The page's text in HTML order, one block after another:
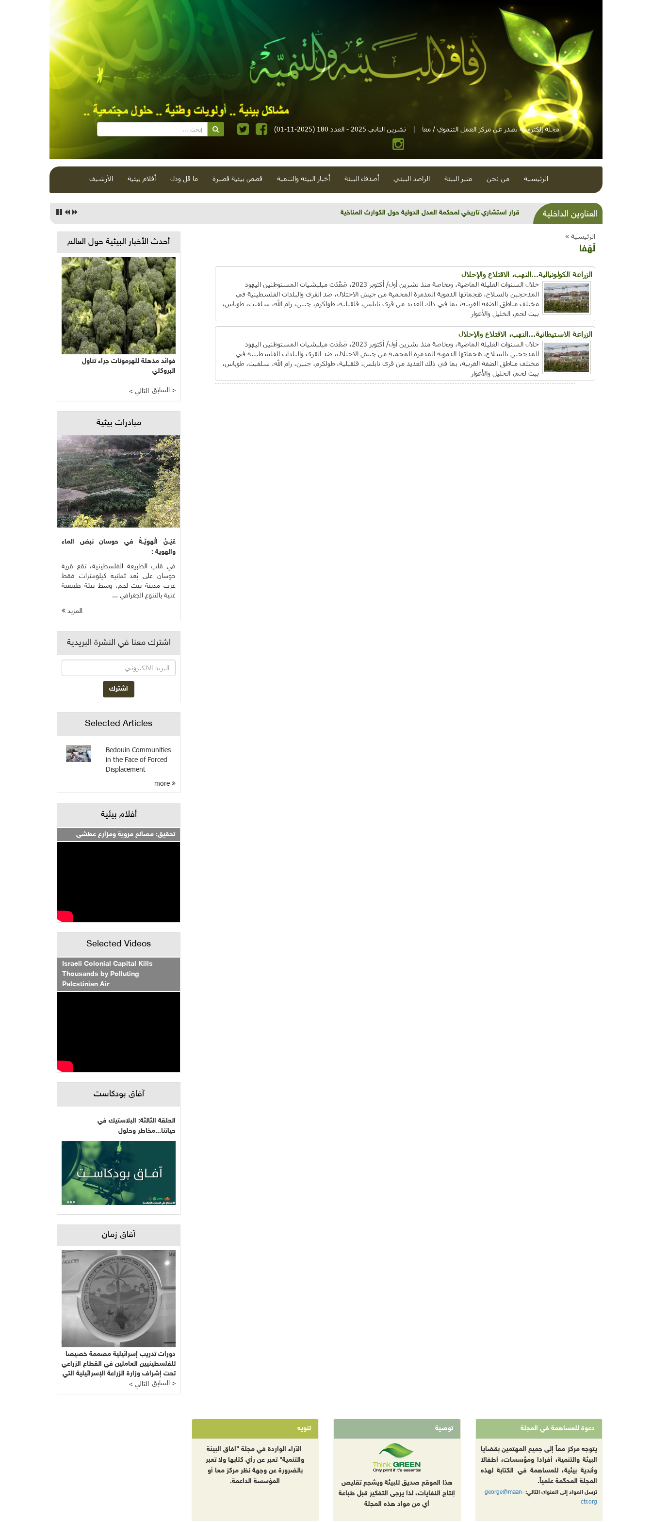
مجلة إلكترونية تصدر عن مركز العمل التنموي / معاً | تشرين الثاني 2025 - العدد 180 (2025-11-01)
الرئيسية من نحن منبر البيئة الراصد البيئي أصدقاء البيئة أخبار البيئة والتنمية قصص بيئية قصيرة ما قل ودل أفلام بيئية الأرشيف
العناوين الداخلية شذرات بيئية وتنموية...بنية تحتية وحلويات قبيحة وحاكورة ونوبل وزيتون و"سيباط"
الرئيسية »
لَهَفا
الزراعة الكولونيالية...النهب، الاقتلاع والإحلال
خلال السنوات القليلة الماضية، وبخاصة منذ تشرين أول/ أكتوبر 2023، صَعَّدَت ميليشيات المستوطنين اليهود
المدججين بالسلاح، هجماتها الدموية المدمرة المحمية من جيش الاحتلال، ضد القرى والبلدات الفلسطينية في
مختلف مناطق الضفة الغربية، بما في ذلك العديد من قرى نابلس، قلقيلية، طولكرم، جنين، رام الله، سلفيت، طوباس،
بيت لحم، الخليل والأغوار
الزراعة الاستيطانية...النهب، الاقتلاع والإحلال
خلال السنوات القليلة الماضية، وبخاصة منذ تشرين أول/ أكتوبر 2023، صَعَّدَت ميليشيات المستوطنين اليهود
المدججين بالسلاح، هجماتها الدموية المدمرة المحمية من جيش الاحتلال، ضد القرى والبلدات الفلسطينية في
مختلف مناطق الضفة الغربية، بما في ذلك العديد من قرى نابلس، قلقيلية، طولكرم، جنين، رام الله، سلفيت، طوباس،
بيت لحم، الخليل والأغوار
أحدث الأخبار البيئية حول العالم
فوائد مذهلة للهرمونات جراء تناول
البروكلي
< التالي السابق >
مبادرات بيئية
عَيْــنُ الْهوِيَّــةُ في حوسان نبض الماء
والهوية :
في قلب الطبيعة الفلسطينية، تقع قرية
حوسان على بُعد ثمانية كيلومترات فقط
غرب مدينة بيت لحم، وسط بيئة طبيعية
غنية بالتنوع الجغرافي ...
المزيد
اشترك معنا في النشرة البريدية
Selected Articles
Bedouin Communities
in the Face of Forced
Displacement
أفلام بيئية
تحقيق: مصانع مروية ومزارع عطشى
Selected Videos
Israeli Colonial Capital Kills
Thousands by Polluting
Palestinian Air
آفاق بودكاست
الحلقة الثالثة: البلاستيك في
حياتنا...مخاطر وحلول
آفاق زمان
دورات تدريب إسرائيلية مصممة خصيصا
للفلسطينيين العاملين في القطاع الزراعي
تحت إشراف وزارة الزراعة الإسرائيلية التي
يرأسها يائير شَمِير نائب ليبرمان رئيس
"إسرائيل بيتنا"!!!
< التالي السابق >
دعوة للمساهمة في المجلة
يتوجه مركز معاً إلى جميع المهتمين بقضايا
البيئة والتنمية، أفرادا ومؤسسات، أطفالا
وأندية بيئية، للمساهمة في الكتابة لهذه
المجلة المحكّمة علمياً.
ترسل المواد إلى العنوان التالي:george@maan-
ctr.org
توصية
هذا الموقع صديق للبيئة ويشجع تقليص
إنتاج النفايات، لذا يرجى التفكير قبل طباعة
أي من مواد هذه المجلة
تنويه
الآراء الواردة في مجلة "آفاق البيئة
والتنمية" تعبر عن رأي كتابها ولا تعبر
بالضرورة عن وجهة نظر مركز معا أو
المؤسسة الداعمة.